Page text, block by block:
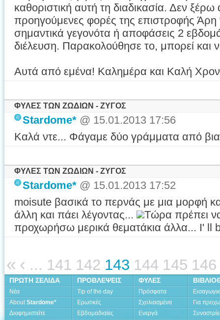
καθοριστική αυτή τη διαδικασία. Δεν ξέρω
προηγούμενες φορές της επιστροφής Άρη
σημαντικά γεγονότα ή αποφάσεις 2
διέλευση. Παρακολούθησε το, μπορεί και
Αυτά από εμένα! Καλημέρα και Καλή
ΦΥΛΕΣ ΤΩΝ ΖΩΔΙΩΝ - ΖΥΓΟΣ
Stardome* @ 15.01.2013 17:56
Καλά ντε... Φάγαμε δύο γράμματα από
ΦΥΛΕΣ ΤΩΝ ΖΩΔΙΩΝ - ΖΥΓΟΣ
Stardome* @ 15.01.2013 17:52
moisute βασικά το περνάς με μια μορφή
άλλη και πάει λέγοντας...
Τώρα πρέπει
προχωρήσω μερικά θεματάκια άλλα... I' ll
« ‹ ... 141 142 143 144 145 146
ΠΡΩΤΗ ΣΕΛΙΔΑ
Νέα
AboutStardome*
Διαφημιστείτε
ΠΡΟΒΛΕΨΕΙΣ
Tip of the day
Ερωτικές
Εβδομαδιαίες
ΦΥΛΕΣ
Πρόσφατα
Σχολιασμένα
Ενεργά
Για